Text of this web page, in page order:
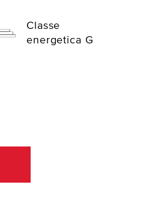
Classe
energetica G